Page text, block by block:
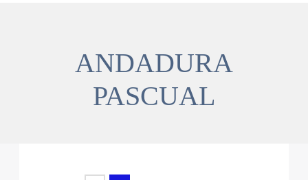
ANDADURA
PASCUAL